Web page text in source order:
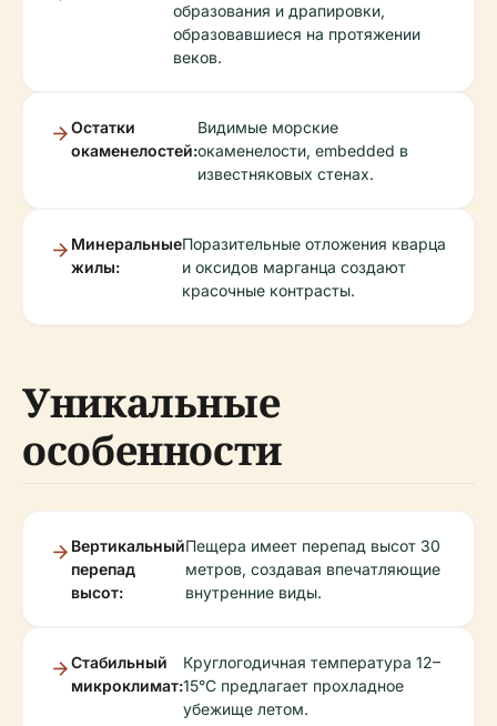
образования и драпировки,
образовавшиеся на протяжении
веков.
Остатки
окаменелостей:
Видимые морские
окаменелости, embedded в
известняковых стенах.
Минеральные
жилы:
Поразительные отложения кварца
и оксидов марганца создают
красочные контрасты.
Уникальные
особенности
Вертикальный
перепад
высот:
Пещера имеет перепад высот 30
метров, создавая впечатляющие
внутренние виды.
Стабильный
микроклимат:
Круглогодичная температура 12–
15°C предлагает прохладное
убежище летом.